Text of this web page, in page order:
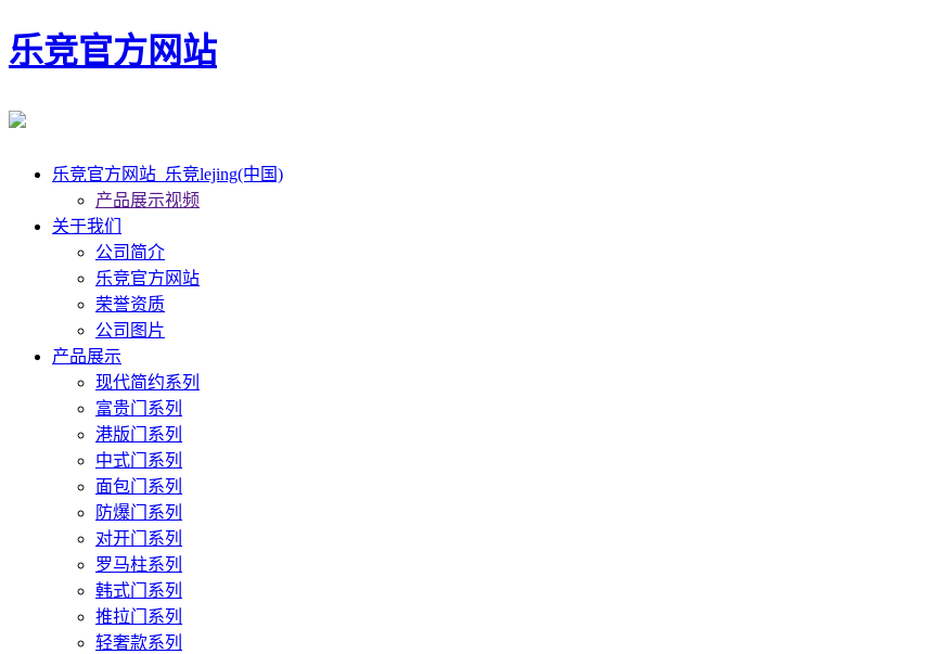
乐竞官方网站
乐竞官方网站_乐竞lejing(中国)
产品展示视频
关于我们
公司简介
乐竞官方网站
荣誉资质
公司图片
产品展示
现代简约系列
富贵门系列
港版门系列
中式门系列
面包门系列
防爆门系列
对开门系列
罗马柱系列
韩式门系列
推拉门系列
轻奢款系列